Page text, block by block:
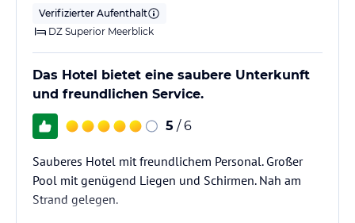
Verifizierter Aufenthalt
DZ Superior Meerblick
Das Hotel bietet eine saubere Unterkunft
und freundlichen Service.
5 / 6
Sauberes Hotel mit freundlichem Personal. Großer
Pool mit genügend Liegen und Schirmen. Nah am
Strand gelegen.